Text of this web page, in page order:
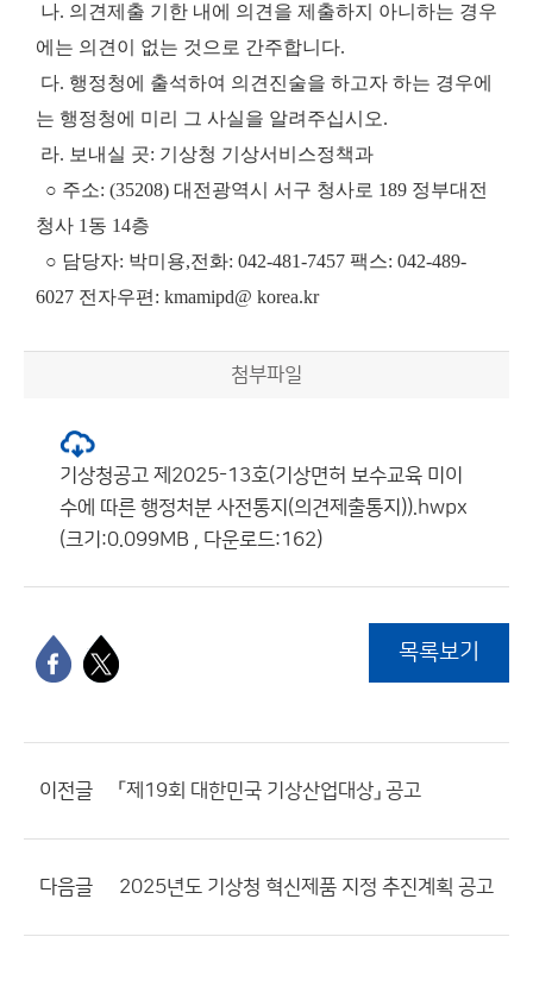
나. 의견제출 기한 내에 의견을 제출하지 아니하는 경우
에는 의견이 없는 것으로 간주합니다.
다. 행정청에 출석하여 의견진술을 하고자 하는 경우에
는 행정청에 미리 그 사실을 알려주십시오.
라. 보내실 곳: 기상청 기상서비스정책과
○ 주소: (35208) 대전광역시 서구 청사로 189 정부대전
청사 1동 14층
○ 담당자: 박미용,전화: 042-481-7457 팩스: 042-489-
6027 전자우편: kmamipd@ korea.kr
첨부파일
기상청공고 제2025-13호(기상면허 보수교육 미이
수에 따른 행정처분 사전통지(의견제출통지)).hwpx
(크기:0.099MB , 다운로드:162)
목록보기
이전글 「제19회 대한민국 기상산업대상」 공고
다음글 2025년도 기상청 혁신제품 지정 추진계획 공고